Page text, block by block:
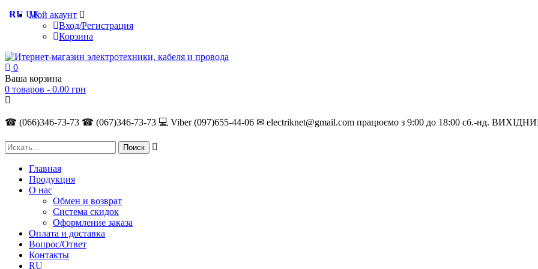
Мой акаунт
Вход/Регистрация
Корзина
0
Ваша корзина
0 товаров - 0.00 грн
☎ (066)346-73-73 ☎ (067)346-73-73 💻 Viber (097)655-44-06 ✉ electriknet@gmail.com працюємо з 9:00 до 18:00 сб.-нд.
Главная
Продукция
О нас
Обмен и возврат
Система скидок
Оформление заказа
Оплата и доставка
Вопрос/Ответ
Контакты
RU
RU UK